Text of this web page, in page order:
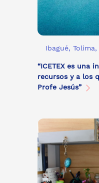
Ibagué,
“ICETEX es una
recursos y a los
Profe Jesús”